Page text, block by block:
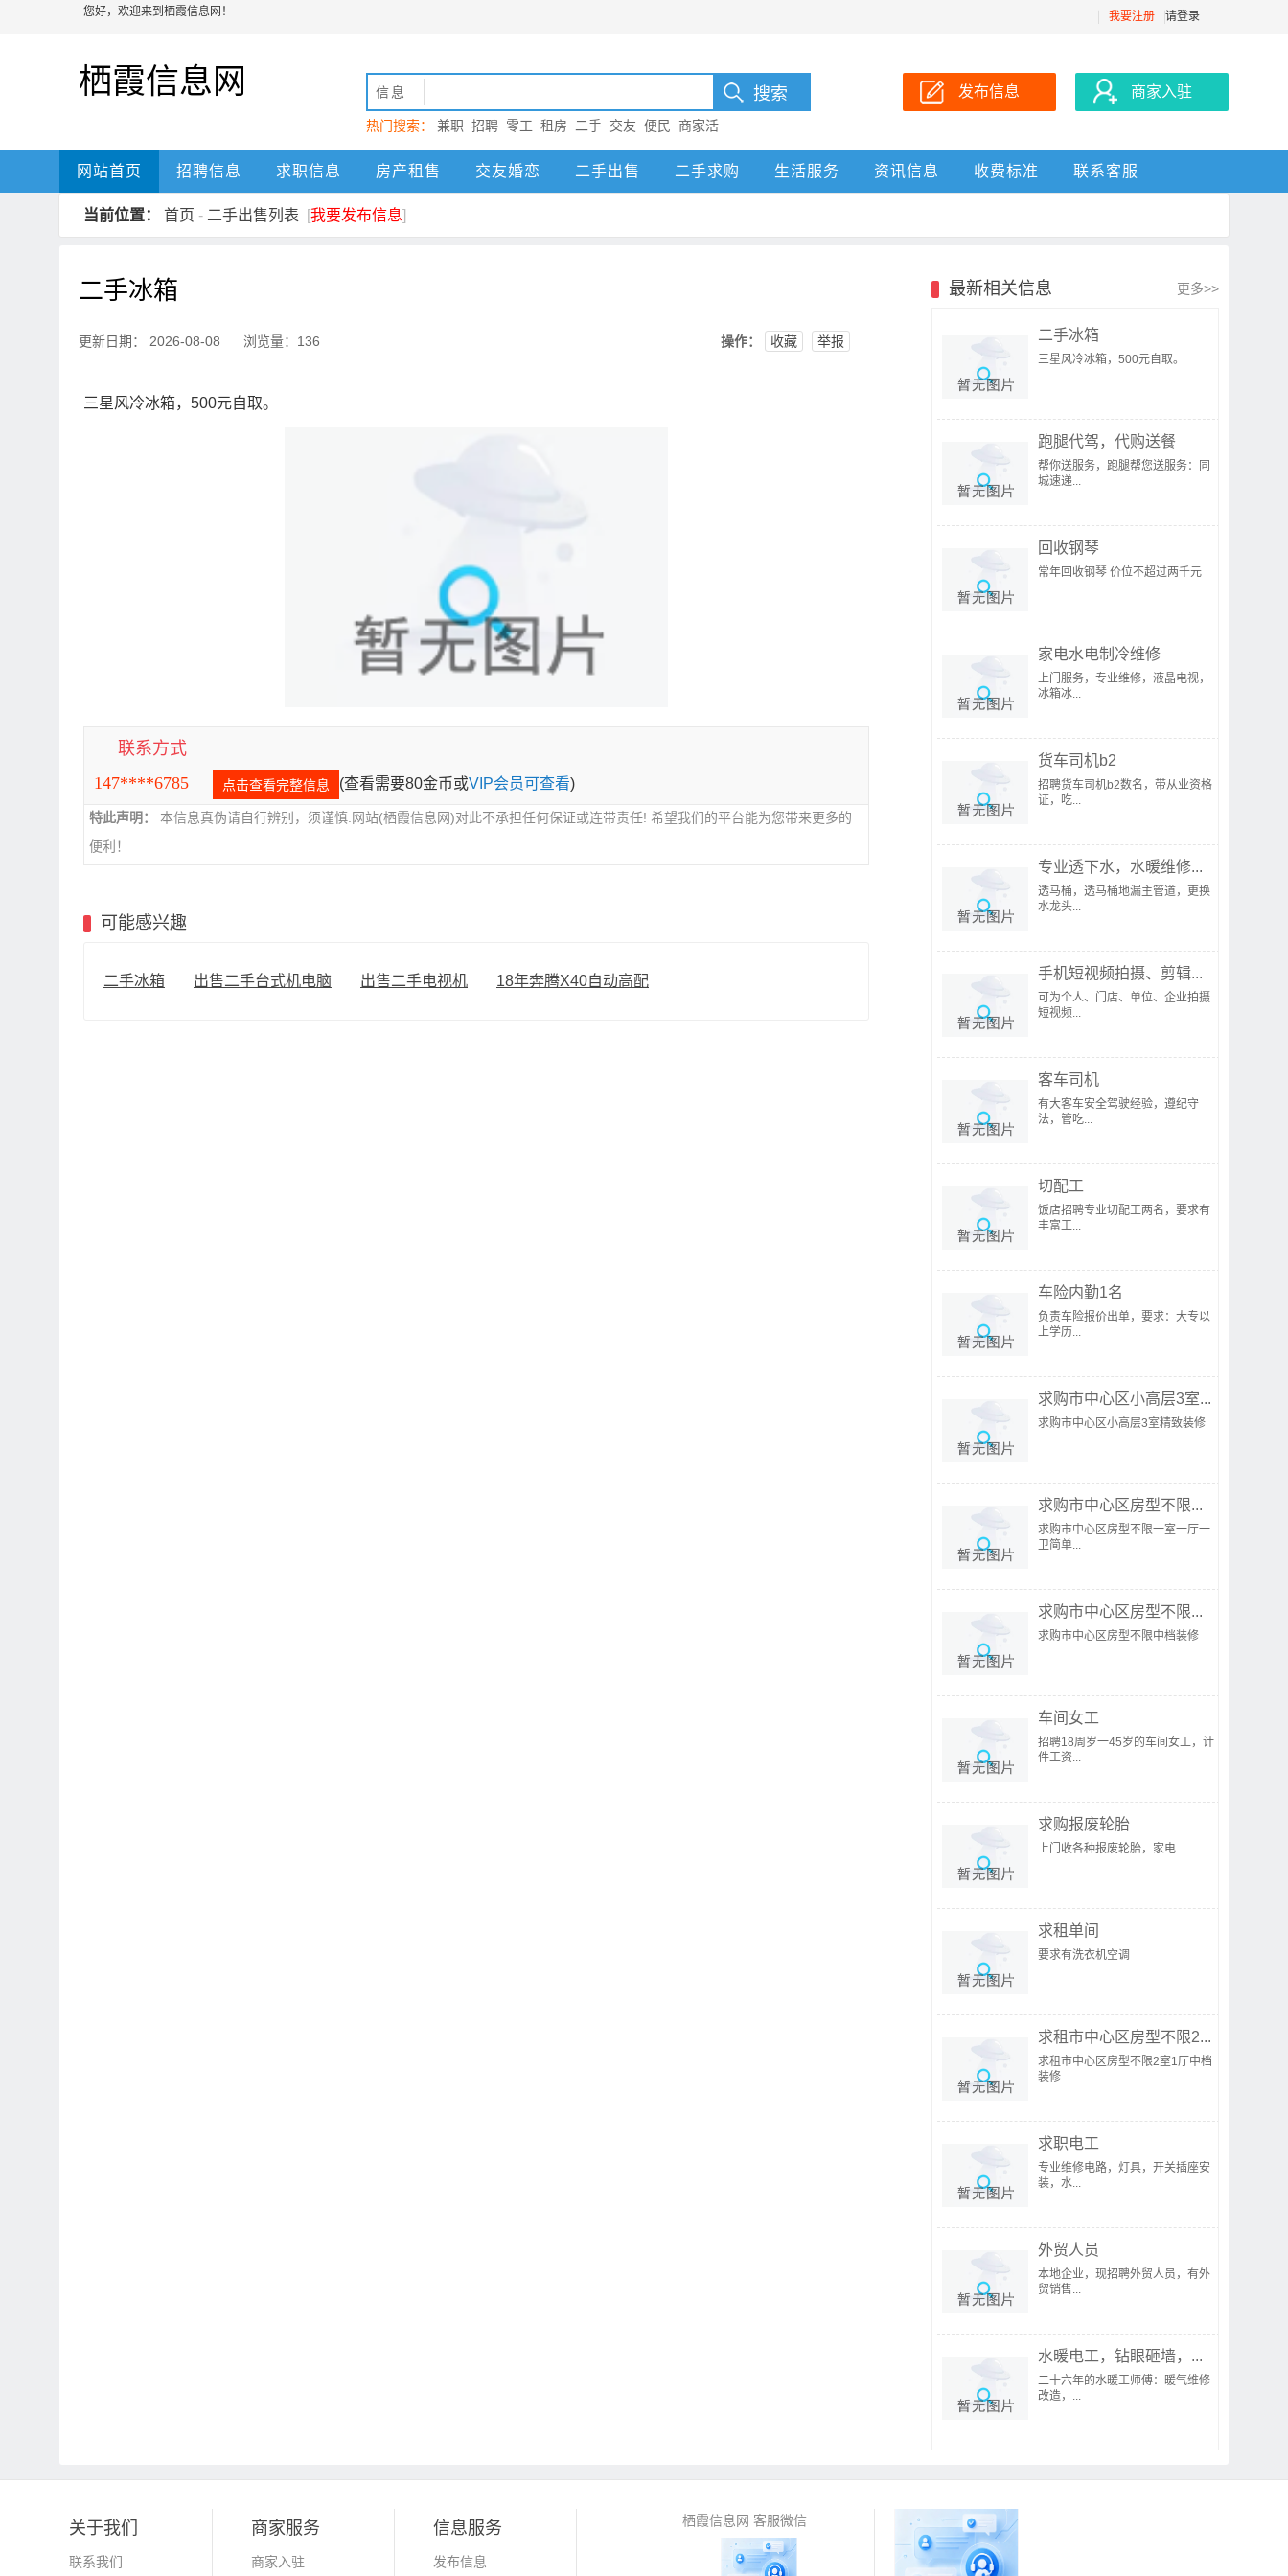
您好，欢迎来到栖霞信息网！ 我要注册 请登录
栖霞信息网 信息
热门搜索： 兼职 招聘 零工 租房 二手 交友 便民
商家活
动 栖霞
发布信息 商家入驻
网站首页 招聘信息 求职信息 房产租售 交友婚恋 二手出售 二手求购 生活服务 资讯信息 收费标准 联系客服
当前位置： 首页 - 二手出售列表 [我要发布信息]
二手冰箱
更新日期： 2026-08-08 浏览量：136 操作： 收藏 举报
三星风冷冰箱，500元自取。
联系方式
147****6785
点击查看完整信息 (查看需要80金币或VIP会员可查看)
特此声明：
本信息真伪请自行辨别，须谨慎.网站(栖霞信息网)对此不承担任何保证或连带责任! 希望我们的平台能为您带来更多的
便利！
可能感兴趣
二手冰箱 出售二手台式机电脑 出售二手电视机 18年奔腾X40自动高配
最新相关信息 更多>>
二手冰箱
三星风冷冰箱，500元自取。
跑腿代驾，代购送餐
帮你送服务，跑腿帮您送服务：同
城速递...
回收钢琴
常年回收钢琴 价位不超过两千元
家电水电制冷维修
上门服务，专业维修，液晶电视，
冰箱冰...
货车司机b2
招聘货车司机b2数名，带从业资格
证，吃...
专业透下水，水暖维修...
透马桶，透马桶地漏主管道，更换
水龙头...
手机短视频拍摄、剪辑...
可为个人、门店、单位、企业拍摄
短视频...
客车司机
有大客车安全驾驶经验，遵纪守
法，管吃...
切配工
饭店招聘专业切配工两名，要求有
丰富工...
车险内勤1名
负责车险报价出单，要求：大专以
上学历...
求购市中心区小高层3室...
求购市中心区小高层3室精致装修
求购市中心区房型不限...
求购市中心区房型不限一室一厅一
卫简单...
求购市中心区房型不限...
求购市中心区房型不限中档装修
车间女工
招聘18周岁一45岁的车间女工，计
件工资...
求购报废轮胎
上门收各种报废轮胎，家电
求租单间
要求有洗衣机空调
求租市中心区房型不限2...
求租市中心区房型不限2室1厅中档
装修
求职电工
专业维修电路，灯具，开关插座安
装，水...
外贸人员
本地企业，现招聘外贸人员，有外
贸销售...
水暖电工，钻眼砸墙，...
二十六年的水暖工师傅：暖气维修
改造，...
关于我们
联系我们
商家服务
商家入驻
信息服务
发布信息
栖霞信息网 客服微信